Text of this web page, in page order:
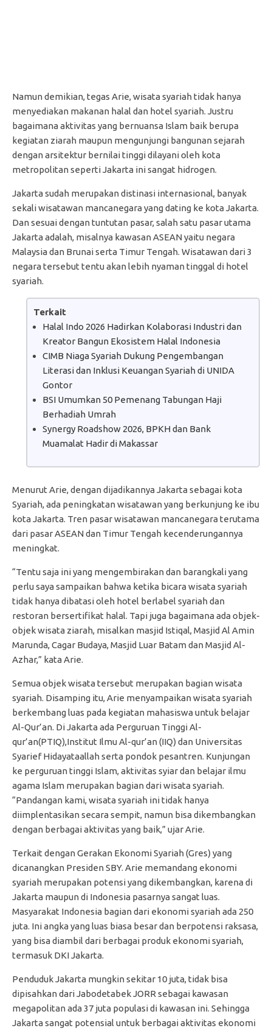
Namun demikian, tegas Arie, wisata syariah tidak hanya
menyediakan makanan halal dan hotel syariah. Justru
bagaimana aktivitas yang bernuansa Islam baik berupa
kegiatan ziarah maupun mengunjungi bangunan sejarah
dengan arsitektur bernilai tinggi dilayani oleh kota
metropolitan seperti Jakarta ini sangat hidrogen.
Jakarta sudah merupakan distinasi internasional, banyak
sekali wisatawan mancanegara yang dating ke kota Jakarta.
Dan sesuai dengan tuntutan pasar, salah satu pasar utama
Jakarta adalah, misalnya kawasan ASEAN yaitu negara
Malaysia dan Brunai serta Timur Tengah. Wisatawan dari 3
negara tersebut tentu akan lebih nyaman tinggal di hotel
syariah.
Terkait
Halal Indo 2026 Hadirkan Kolaborasi Industri dan
Kreator Bangun Ekosistem Halal Indonesia
CIMB Niaga Syariah Dukung Pengembangan
Literasi dan Inklusi Keuangan Syariah di UNIDA
Gontor
BSI Umumkan 50 Pemenang Tabungan Haji
Berhadiah Umrah
Synergy Roadshow 2026, BPKH dan Bank
Muamalat Hadir di Makassar
Menurut Arie, dengan dijadikannya Jakarta sebagai kota
Syariah, ada peningkatan wisatawan yang berkunjung ke ibu
kota Jakarta. Tren pasar wisatawan mancanegara terutama
dari pasar ASEAN dan Timur Tengah kecenderungannya
meningkat.
“Tentu saja ini yang mengembirakan dan barangkali yang
perlu saya sampaikan bahwa ketika bicara wisata syariah
tidak hanya dibatasi oleh hotel berlabel syariah dan
restoran bersertifikat halal. Tapi juga bagaimana ada objek-
objek wisata ziarah, misalkan masjid Istiqal, Masjid Al Amin
Marunda, Cagar Budaya, Masjid Luar Batam dan Masjid Al-
Azhar,” kata Arie.
Semua objek wisata tersebut merupakan bagian wisata
syariah. Disamping itu, Arie menyampaikan wisata syariah
berkembang luas pada kegiatan mahasiswa untuk belajar
Al-Qur’an. Di Jakarta ada Perguruan Tinggi Al-
qur’an(PTIQ),Institut Ilmu Al-qur’an (IIQ) dan Universitas
Syarief Hidayataallah serta pondok pesantren. Kunjungan
ke perguruan tinggi Islam, aktivitas syiar dan belajar ilmu
agama Islam merupakan bagian dari wisata syariah.
“Pandangan kami, wisata syariah ini tidak hanya
diimplentasikan secara sempit, namun bisa dikembangkan
dengan berbagai aktivitas yang baik,” ujar Arie.
Terkait dengan Gerakan Ekonomi Syariah (Gres) yang
dicanangkan Presiden SBY. Arie memandang ekonomi
syariah merupakan potensi yang dikembangkan, karena di
Jakarta maupun di Indonesia pasarnya sangat luas.
Masyarakat Indonesia bagian dari ekonomi syariah ada 250
juta. Ini angka yang luas biasa besar dan berpotensi raksasa,
yang bisa diambil dari berbagai produk ekonomi syariah,
termasuk DKI Jakarta.
Penduduk Jakarta mungkin sekitar 10 juta, tidak bisa
dipisahkan dari Jabodetabek JORR sebagai kawasan
megapolitan ada 37 juta populasi di kawasan ini. Sehingga
Jakarta sangat potensial untuk berbagai aktivitas ekonomi